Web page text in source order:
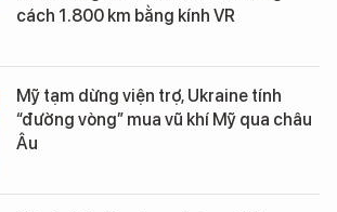
cách 1.800 km bằng kính VR
Mỹ tạm dừng viện trợ, Ukraine tính
“đường vòng” mua vũ khí Mỹ qua châu
Âu